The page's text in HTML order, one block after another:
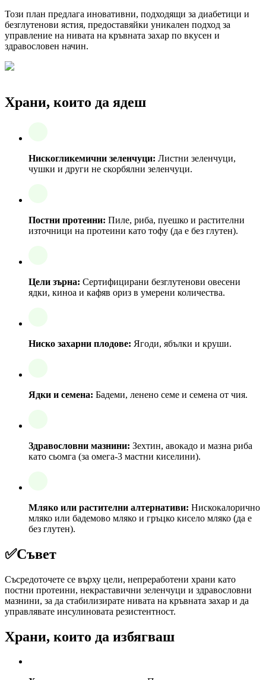
Този план предлага иновативни, подходящи за диабетици и
безглутенови ястия, предоставяйки уникален подход за
управление на нивата на кръвната захар по вкусен и
здравословен начин.
Храни, които да ядеш
Нискогликемични зеленчуци: Листни зеленчуци,
чушки и други не скорбялни зеленчуци.
Постни протеини: Пиле, риба, пуешко и растителни
източници на протеини като тофу (да е без глутен).
Цели зърна: Сертифицирани безглутенови овесени
ядки, киноа и кафяв ориз в умерени количества.
Ниско захарни плодове: Ягоди, ябълки и круши.
Ядки и семена: Бадеми, ленено семе и семена от чия.
Здравословни мазнини: Зехтин, авокадо и мазна риба
като сьомга (за омега-3 мастни киселини).
Мляко или растителни алтернативи: Нискокалорично
мляко или бадемово мляко и гръцко кисело мляко (да е
без глутен).
✅Съвет
Съсредоточете се върху цели, непреработени храни като
постни протеини, некраставични зеленчуци и здравословни
мазнини, за да стабилизирате нивата на кръвната захар и да
управлявате инсулиновата резистентност.
Храни, които да избягваш